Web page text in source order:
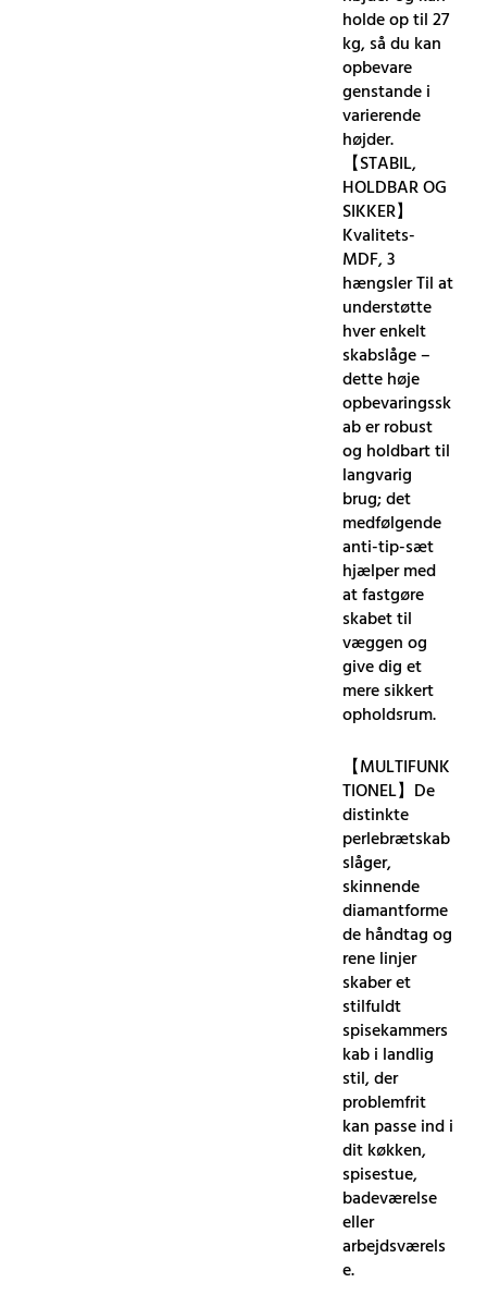
holde op til 27
kg, så du kan
opbevare
genstande i
varierende
højder.
【STABIL,
HOLDBAR OG
SIKKER】
Kvalitets-
MDF, 3
hængsler Til at
understøtte
hver enkelt
skabslåge –
dette høje
opbevaringssk
ab er robust
og holdbart til
langvarig
brug; det
medfølgende
anti-tip-sæt
hjælper med
at fastgøre
skabet til
væggen og
give dig et
mere sikkert
opholdsrum.
【MULTIFUNK
TIONEL】De
distinkte
perlebrætskab
slåger,
skinnende
diamantforme
de håndtag og
rene linjer
skaber et
stilfuldt
spisekammers
kab i landlig
stil, der
problemfrit
kan passe ind i
dit køkken,
spisestue,
badeværelse
eller
arbejdsværels
e.